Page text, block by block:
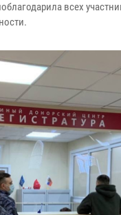
всех